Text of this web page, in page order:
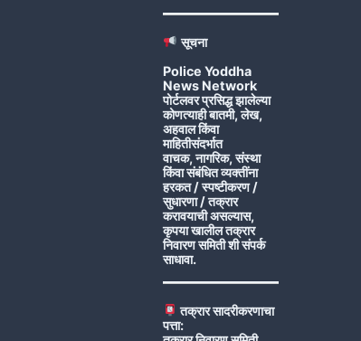
सूचना
Police Yoddha
News Network
पोर्टलवर प्रसिद्ध झालेल्या
कोणत्याही बातमी, लेख,
अहवाल किंवा
माहितीसंदर्भात
वाचक, नागरिक, संस्था
किंवा संबंधित व्यक्तींना
हरकत / स्पष्टीकरण /
सुधारणा / तक्रार
करावयाची असल्यास,
कृपया खालील तक्रार
निवारण समिती शी संपर्क
साधावा.
तक्रार सादरीकरणाचा
पत्ता: